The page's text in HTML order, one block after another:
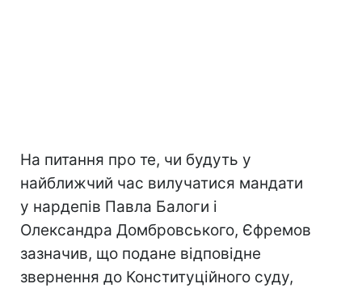
На питання про те, чи будуть у
найближчий час вилучатися мандати
у нардепів Павла Балоги і
Олександра Домбровського, Єфремов
зазначив, що подане відповідне
звернення до Конституційного суду,